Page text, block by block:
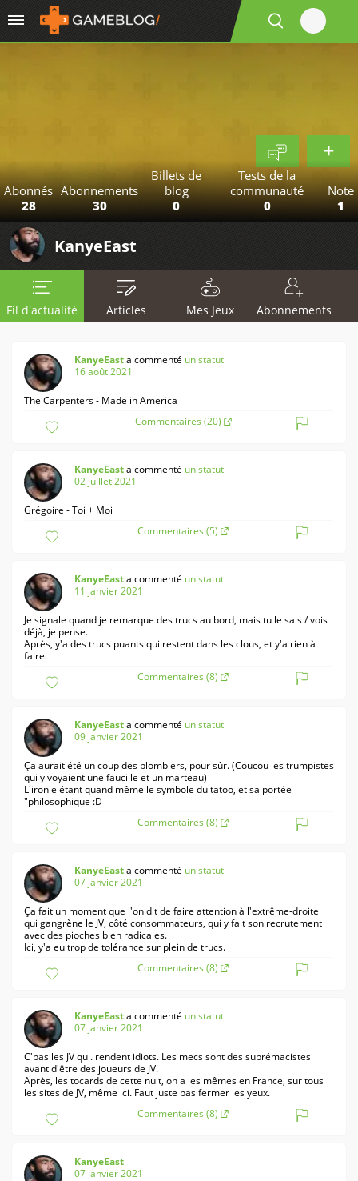
Abonnés
28
Abonnements
30
Billets de
blog
0
Tests de la
communauté
0
Note
1
KanyeEast
Fil d'actualité Articles Mes Jeux Abonnements
KanyeEasta commenté un statut
16 août 2021
The Carpenters - Made in America
Commentaires (20)
KanyeEasta commenté un statut
02 juillet 2021
Grégoire - Toi + Moi
Commentaires (5)
KanyeEasta commenté un statut
11 janvier 2021
Je signale quand je remarque des trucs au bord, mais tu le sais / vois
déjà, je pense.
Après, y'a des trucs puants qui restent dans les clous, et y'a rien à
faire.
Commentaires (8)
KanyeEasta commenté un statut
09 janvier 2021
Ça aurait été un coup des plombiers, pour sûr. (Coucou les trumpistes
qui y voyaient une faucille et un marteau)
L'ironie étant quand même le symbole du tatoo, et sa portée
"philosophique :D
Commentaires (8)
KanyeEasta commenté un statut
07 janvier 2021
Ça fait un moment que l'on dit de faire attention à l'extrême-droite
qui gangrène le JV, côté consommateurs, qui y fait son recrutement
avec des pioches bien radicales.
Ici, y'a eu trop de tolérance sur plein de trucs.
Commentaires (8)
KanyeEasta commenté un statut
07 janvier 2021
C'pas les JV qui. rendent idiots. Les mecs sont des suprémacistes
avant d'être des joueurs de JV.
Après, les tocards de cette nuit, on a les mêmes en France, sur tous
les sites de JV, même ici. Faut juste pas fermer les yeux.
Commentaires (8)
KanyeEast
07 janvier 2021